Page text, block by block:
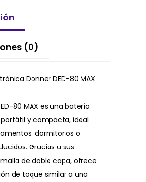
(0)
Donner DED-80 MAX
80 MAX es una batería
y compacta, ideal
dormitorios o
Gracias a sus
de doble capa, ofrece
de toque similar a una